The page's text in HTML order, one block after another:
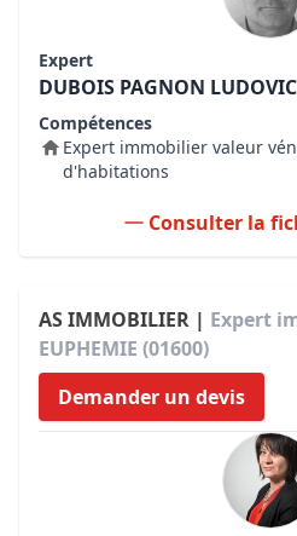
Expert
DUBOIS PAGNON LUDOVIC
Compétences
Expert immobilier valeur
d'habitations
Consulter la
AS IMMOBILIER | Expert
EUPHEMIE (01600)
Demander un devis